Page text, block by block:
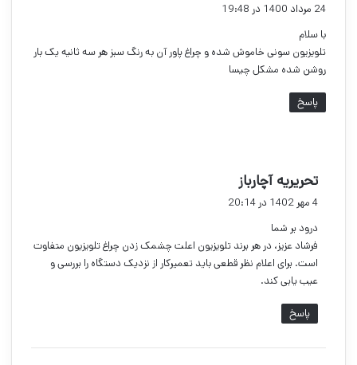
24 مرداد 1400 در 19:48
با سلام
تلویزیون سونی خاموش شده و چراغ پاور آن به رنگ سبز هر سه ثانیه یک بار
روشن شده مشکل چیسا
پاسخ
تحریریه آچارباز
ف
4 مهر 1402 در 20:14
درود بر شما
فرشاد عزیز، در هر برند تلویزیون اعلت چشمک زدن چراغ تلویزیون متفاوت
است. برای اعلام نظر قطعی باید تعمیرکار از نزدیک دستگاه را بررسی و
عیب یابی کند.
پاسخ